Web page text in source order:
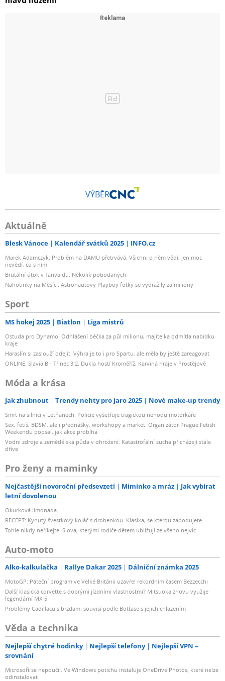
VÝBĚR
Aktuálně
Blesk Vánoce Kalendář svátků 2025 INFO.cz
Marek Adamczyk: Problém na DAMU přetrvává. Všichni o něm vědí, jen moc
nevědí, co s ním
Brutální útok v Tanvaldu: Několik pobodaných
Nahotinky na Měsíci: Astronautovy Playboy fotky se vydražily za miliony
Sport
MS hokej 2025 Biatlon Liga mistrů
Ostuda pro Dynamo. Odhlášení béčka za půl milionu, majitelka odmítla nabídku
kraje
Haraslín si zaslouží odejít. Výhra je to i pro Spartu, ale měla by ještě zareagovat
ONLINE: Slavia B - Třinec 3:2. Dukla hostí Kroměříž, Karviná hraje v Prostějově
Móda a krása
Jak zhubnout Trendy nehty pro jaro 2025 Nové make-up trendy
Smrt na silnici v Letňanech: Policie vyšetřuje tragickou nehodu motorkáře
Sex, fetiš, BDSM, ale i přednášky, workshopy a market. Organizátor Prague Fetish
Weekendu popsal, jak akce probíhá
Vodní zdroje a zemědělská půda v ohrožení: Katastrofální sucha přicházejí stále
dříve
Pro ženy a maminky
Nejčastější novoroční předsevzetí Miminko a mráz
Jak vybírat
letní dovolenou
Okurková limonáda
RECEPT: Kynutý švestkový koláč s drobenkou. Klasika, se kterou zabodujete
Tohle nikdy neříkejte! Slova, kterými rodiče dětem ubližují ze všeho nejvíc
Auto-moto
Alko-kalkulačka Rallye Dakar 2025 Dálniční známka 2025
MotoGP: Páteční program ve Velké Británii uzavřel rekordním časem Bezzecchi
Další klasická corvette s dobrými jízdními vlastnostmi? Mitsuoka znovu využije
legendární MX-5
Problémy Cadillacu s brzdami souvisí podle Bottase s jejich chlazením
Věda a technika
Nejlepší chytré hodinky Nejlepší telefony
Nejlepší VPN –
srovnání
Microsoft se nepoučil. Ve Windows potichu instaluje OneDrive Photos, které nelze
odinstalovat